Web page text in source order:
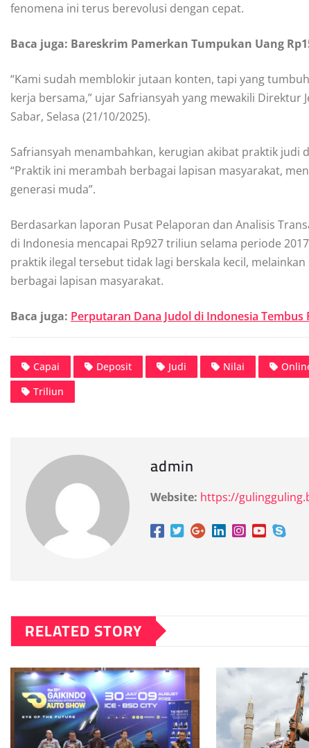
fenomena ini terus berevolusi dengan cepat.
Baca juga: Bareskrim Pamerkan Tumpukan Uang
“Kami sudah memblokir jutaan konten, tapi yang
kerja bersama,” ujar Safriansyah yang mewakili Direktur
Sabar, Selasa (21/10/2025).
Safriansyah menambahkan, kerugian akibat praktik
“Praktik ini merambah berbagai lapisan masyarakat,
generasi muda”.
Berdasarkan laporan Pusat Pelaporan dan Analisis
di Indonesia mencapai Rp927 triliun selama periode
praktik ilegal tersebut tidak lagi berskala kecil,
berbagai lapisan masyarakat.
Baca juga: Perputaran Dana Judol di Indonesia
Capai Deposit Judi Nilai
Triliun
admin
Website: https://
RELATED STORY